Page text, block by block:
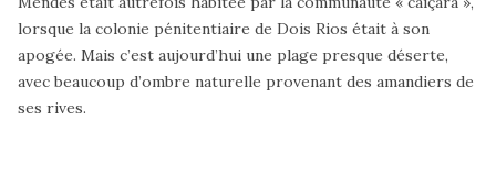
lorsque la colonie pénitentiaire de Dois Rios était à son
apogée. Mais c’est aujourd’hui une plage presque déserte,
avec beaucoup d’ombre naturelle provenant des amandiers de
ses rives.